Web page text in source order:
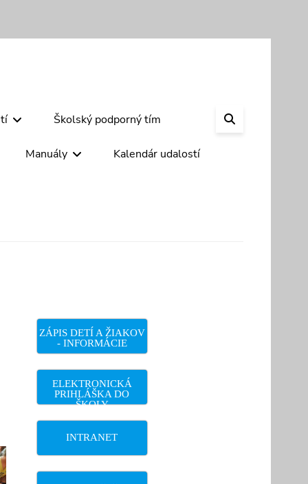
Školský podporný tím
Manuály Kalendár udalostí
ZÁPIS DETÍ A ŽIAKOV
- INFORMÁCIE
ELEKTRONICKÁ
PRIHLÁŠKA DO
ŠKOLY
INTRANET